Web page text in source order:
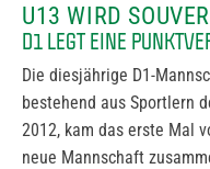
U13 WIRD
D1 LEGT EINE
Die diesjährige D1-
bestehend aus Sportlern
2012, kam das erste Mal
neue Mannschaft